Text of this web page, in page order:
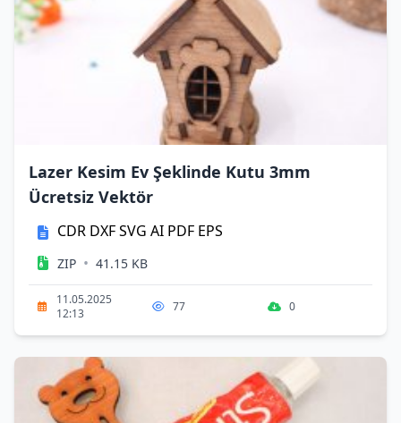
Lazer Kesim Ev Şeklinde Kutu 3mm
Ücretsiz Vektör
CDR DXFSVG AI PDF EPS
ZIP • 41.15 KB
11.05.2025
12:13
77 0